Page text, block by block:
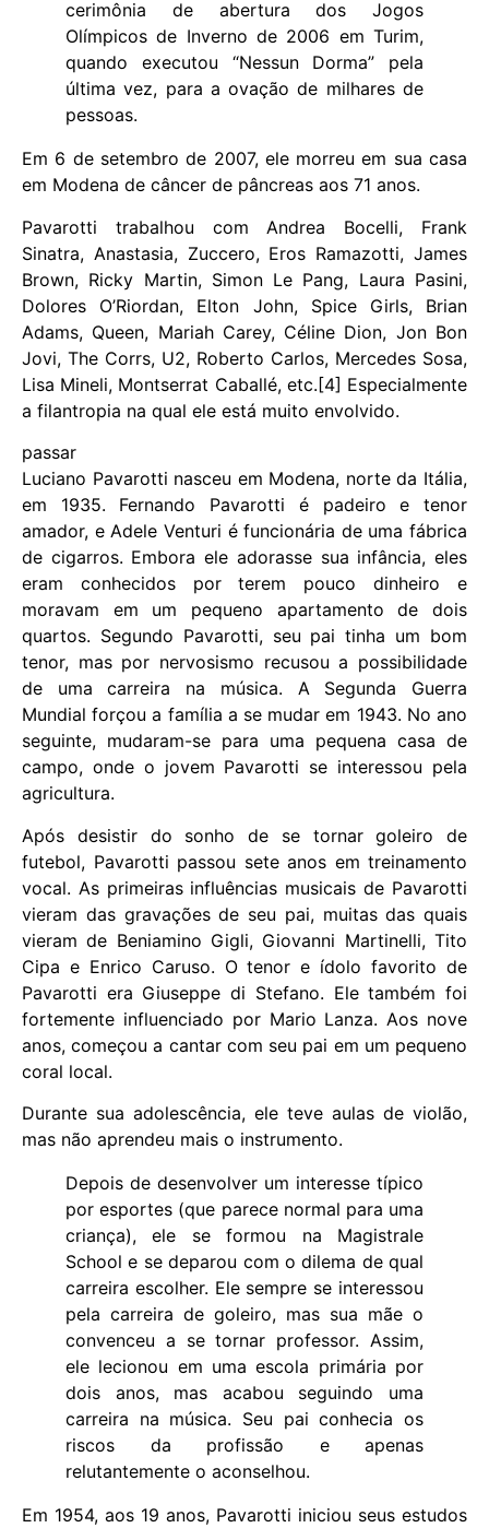
cerimônia de abertura dos Jogos
Olímpicos de Inverno de 2006 em Turim,
quando executou “Nessun Dorma” pela
última vez, para a ovação de milhares de
pessoas.
Em 6 de setembro de 2007, ele morreu em sua casa
em Modena de câncer de pâncreas aos 71 anos.
Pavarotti trabalhou com Andrea Bocelli, Frank
Sinatra, Anastasia, Zuccero, Eros Ramazotti, James
Brown, Ricky Martin, Simon Le Pang, Laura Pasini,
Dolores O’Riordan, Elton John, Spice Girls, Brian
Adams, Queen, Mariah Carey, Céline Dion, Jon Bon
Jovi, The Corrs, U2, Roberto Carlos, Mercedes Sosa,
Lisa Mineli, Montserrat Caballé, etc.[4] Especialmente
a filantropia na qual ele está muito envolvido.
passar
Luciano Pavarotti nasceu em Modena, norte da Itália,
em 1935. Fernando Pavarotti é padeiro e tenor
amador, e Adele Venturi é funcionária de uma fábrica
de cigarros. Embora ele adorasse sua infância, eles
eram conhecidos por terem pouco dinheiro e
moravam em um pequeno apartamento de dois
quartos. Segundo Pavarotti, seu pai tinha um bom
tenor, mas por nervosismo recusou a possibilidade
de uma carreira na música. A Segunda Guerra
Mundial forçou a família a se mudar em 1943. No ano
seguinte, mudaram-se para uma pequena casa de
campo, onde o jovem Pavarotti se interessou pela
agricultura.
Após desistir do sonho de se tornar goleiro de
futebol, Pavarotti passou sete anos em treinamento
vocal. As primeiras influências musicais de Pavarotti
vieram das gravações de seu pai, muitas das quais
vieram de Beniamino Gigli, Giovanni Martinelli, Tito
Cipa e Enrico Caruso. O tenor e ídolo favorito de
Pavarotti era Giuseppe di Stefano. Ele também foi
fortemente influenciado por Mario Lanza. Aos nove
anos, começou a cantar com seu pai em um pequeno
coral local.
Durante sua adolescência, ele teve aulas de violão,
mas não aprendeu mais o instrumento.
Depois de desenvolver um interesse típico
por esportes (que parece normal para uma
criança), ele se formou na Magistrale
School e se deparou com o dilema de qual
carreira escolher. Ele sempre se interessou
pela carreira de goleiro, mas sua mãe o
convenceu a se tornar professor. Assim,
ele lecionou em uma escola primária por
dois anos, mas acabou seguindo uma
carreira na música. Seu pai conhecia os
riscos da profissão e apenas
relutantemente o aconselhou.
Em 1954, aos 19 anos, Pavarotti iniciou seus estudos